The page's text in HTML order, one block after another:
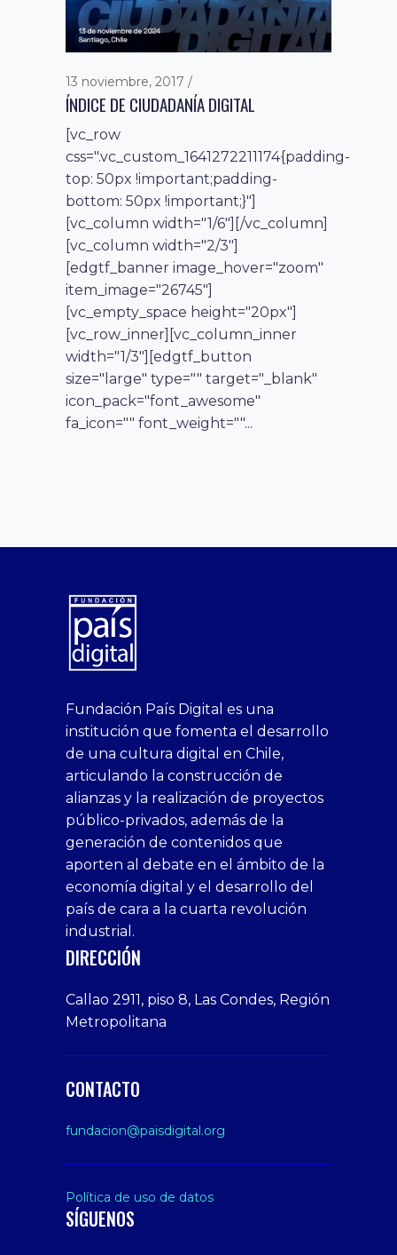
13 noviembre, 2017
ÍNDICE DE CIUDADANÍA DIGITAL
[vc_row
css=".vc_custom_1641272211174{padding-
top: 50px !important;padding-
bottom: 50px !important;}"]
[vc_column width="1/6"][/vc_column]
[vc_column width="2/3"]
[edgtf_banner image_hover="zoom"
item_image="26745"]
[vc_empty_space height="20px"]
[vc_row_inner][vc_column_inner
width="1/3"][edgtf_button
size="large" type="" target="_blank"
icon_pack="font_awesome"
fa_icon="" font_weight=""...
1xbet
canlı
casino
siteleri
bedava
bonus
veren
siteler
1xbet
deneme
bonusu
veren
siteleri
deneme
bonusu
Sikis
siteleri
bonusu
veren
siteler
casino
siteleri
1win
xslot
sahabet
giriş
1xbet
giriş
tarafbet
giriş
bonusu
veren
siteler
deneme
bonusu
Deneme
bonusu
veren
siteler
escort
casino
siteleri
bonusu
bahis
siteleri
Hot
Couple
xxx
homemade
porn
on
webcam
Cumshots
Tits
Free
Amateur
Porn
Xxx
Indian
Big
Butt
sex
From
Step
yenigiris.com
Giriş
bonusu
veren
siteler
deneme
bonusu
veren
siteler
Fundación País Digital es una
institución que fomenta el desarrollo
de una cultura digital en Chile,
articulando la construcción de
alianzas y la realización de proyectos
público-privados, además de la
generación de contenidos que
aporten al debate en el ámbito de la
economía digital y el desarrollo del
país de cara a la cuarta revolución
industrial.
DIRECCIÓN
Callao 2911, piso 8, Las Condes, Región
Metropolitana
CONTACTO
fundacion@paisdigital.org
Política de uso de datos
SÍGUENOS